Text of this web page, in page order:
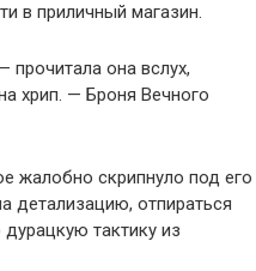
в приличный магазин.
она вслух,
хрип. — Броня Вечного
жалобно скрипнуло под его
детализацию, отпираться
тактику из